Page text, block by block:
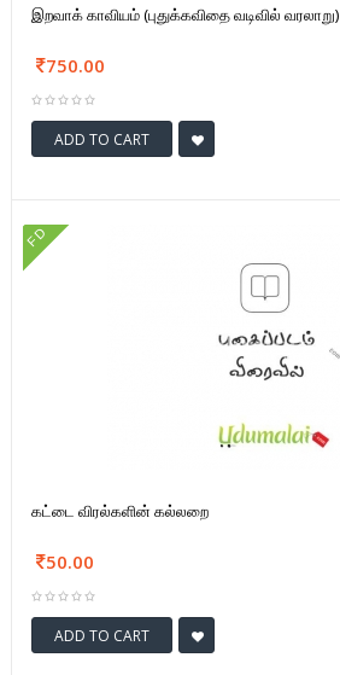
இறவாக் காவியம் (புதுக்கவிதை வடிவில் வரலாறு)
750.00
ADD TO CART
FD
கட்டை விரல்களின் கல்லறை
50.00
ADD TO CART